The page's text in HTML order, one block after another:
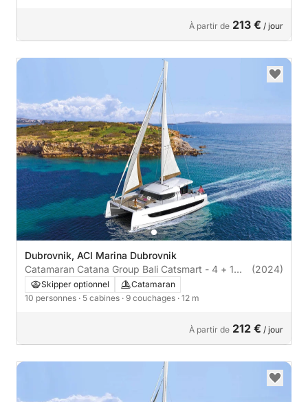
À partir de 213 € / jour
Dubrovnik, ACI Marina Dubrovnik
Catamaran Catana Group Bali Catsmart - 4 + 1
cab. 12m
(2024)
Skipper optionnel
Catamaran
10 personnes · 5 cabines · 9 couchages · 12 m
À partir de 212 € / jour